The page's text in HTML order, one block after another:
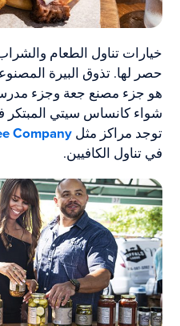
خيارات تناول الطعام
حصر لها. تذوق البيرة
هو جزء مصنع جعة وجزء
شواء كانساس سيتي
توجد مراكز مثلCompany
في تناول الكافيين.